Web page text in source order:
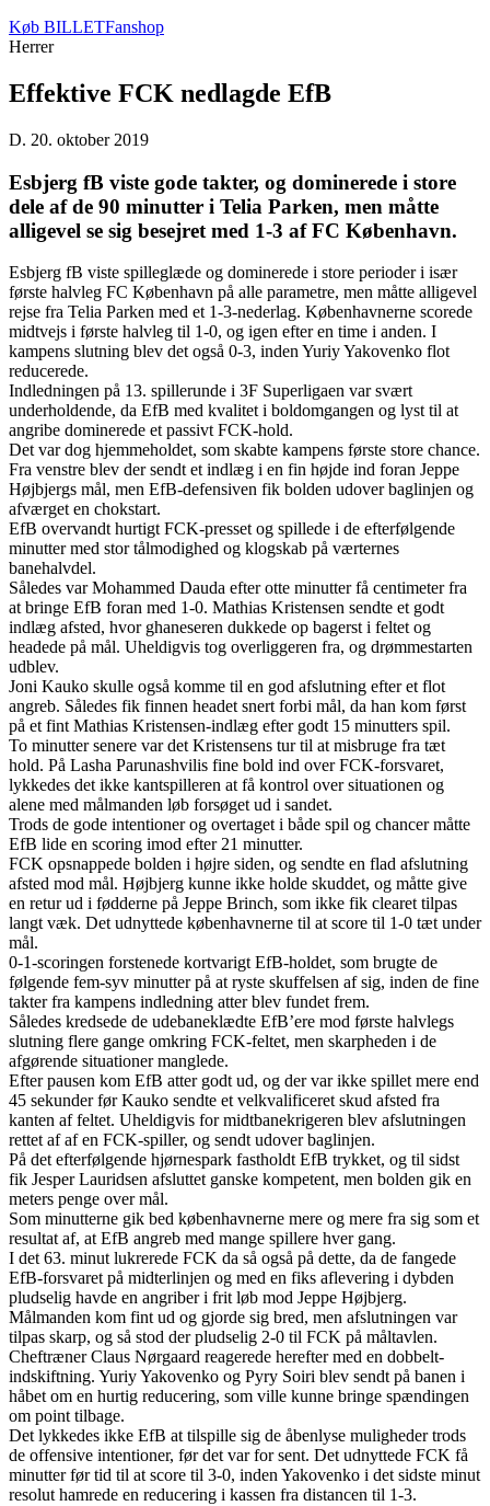
Køb BILLETFanshop
Herrer
Effektive FCK nedlagde EfB
D. 20. oktober 2019
Esbjerg fB viste gode takter, og dominerede i store
dele af de 90 minutter i Telia Parken, men måtte
alligevel se sig besejret med 1-3 af FC København.
Esbjerg fB viste spilleglæde og dominerede i store perioder i især
første halvleg FC København på alle parametre, men måtte alligevel
rejse fra Telia Parken med et 1-3-nederlag. Københavnerne scorede
midtvejs i første halvleg til 1-0, og igen efter en time i anden. I
kampens slutning blev det også 0-3, inden Yuriy Yakovenko flot
reducerede.
Indledningen på 13. spillerunde i 3F Superligaen var svært
underholdende, da EfB med kvalitet i boldomgangen og lyst til at
angribe dominerede et passivt FCK-hold.
Det var dog hjemmeholdet, som skabte kampens første store chance.
Fra venstre blev der sendt et indlæg i en fin højde ind foran Jeppe
Højbjergs mål, men EfB-defensiven fik bolden udover baglinjen og
afværget en chokstart.
EfB overvandt hurtigt FCK-presset og spillede i de efterfølgende
minutter med stor tålmodighed og klogskab på værternes
banehalvdel.
Således var Mohammed Dauda efter otte minutter få centimeter fra
at bringe EfB foran med 1-0. Mathias Kristensen sendte et godt
indlæg afsted, hvor ghaneseren dukkede op bagerst i feltet og
headede på mål. Uheldigvis tog overliggeren fra, og drømmestarten
udblev.
Joni Kauko skulle også komme til en god afslutning efter et flot
angreb. Således fik finnen headet snert forbi mål, da han kom først
på et fint Mathias Kristensen-indlæg efter godt 15 minutters spil.
To minutter senere var det Kristensens tur til at misbruge fra tæt
hold. På Lasha Parunashvilis fine bold ind over FCK-forsvaret,
lykkedes det ikke kantspilleren at få kontrol over situationen og
alene med målmanden løb forsøget ud i sandet.
Trods de gode intentioner og overtaget i både spil og chancer måtte
EfB lide en scoring imod efter 21 minutter.
FCK opsnappede bolden i højre siden, og sendte en flad afslutning
afsted mod mål. Højbjerg kunne ikke holde skuddet, og måtte give
en retur ud i fødderne på Jeppe Brinch, som ikke fik clearet tilpas
langt væk. Det udnyttede københavnerne til at score til 1-0 tæt under
mål.
0-1-scoringen forstenede kortvarigt EfB-holdet, som brugte de
følgende fem-syv minutter på at ryste skuffelsen af sig, inden de fine
takter fra kampens indledning atter blev fundet frem.
Således kredsede de udebaneklædte EfB’ere mod første halvlegs
slutning flere gange omkring FCK-feltet, men skarpheden i de
afgørende situationer manglede.
Efter pausen kom EfB atter godt ud, og der var ikke spillet mere end
45 sekunder før Kauko sendte et velkvalificeret skud afsted fra
kanten af feltet. Uheldigvis for midtbanekrigeren blev afslutningen
rettet af af en FCK-spiller, og sendt udover baglinjen.
På det efterfølgende hjørnespark fastholdt EfB trykket, og til sidst
fik Jesper Lauridsen afsluttet ganske kompetent, men bolden gik en
meters penge over mål.
Som minutterne gik bed københavnerne mere og mere fra sig som et
resultat af, at EfB angreb med mange spillere hver gang.
I det 63. minut lukrerede FCK da så også på dette, da de fangede
EfB-forsvaret på midterlinjen og med en fiks aflevering i dybden
pludselig havde en angriber i frit løb mod Jeppe Højbjerg.
Målmanden kom fint ud og gjorde sig bred, men afslutningen var
tilpas skarp, og så stod der pludselig 2-0 til FCK på måltavlen.
Cheftræner Claus Nørgaard reagerede herefter med en dobbelt-
indskiftning. Yuriy Yakovenko og Pyry Soiri blev sendt på banen i
håbet om en hurtig reducering, som ville kunne bringe spændingen
om point tilbage.
Det lykkedes ikke EfB at tilspille sig de åbenlyse muligheder trods
de offensive intentioner, før det var for sent. Det udnyttede FCK få
minutter før tid til at score til 3-0, inden Yakovenko i det sidste minut
resolut hamrede en reducering i kassen fra distancen til 1-3.